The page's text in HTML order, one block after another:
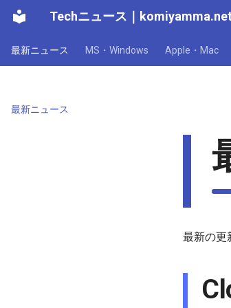
Techニュース komiyamma.net
最新ニュース MS・Windows Apple・Mac
最新ニュース
最新の更